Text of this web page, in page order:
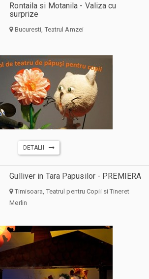
Rontaila si Motanila - Valiza cu
surprize
Bucuresti, Teatrul Amzei
DETALII
Gulliver in Tara Papusilor - PREMIERA
Timisoara, Teatrul pentru Copii si Tineret
Merlin